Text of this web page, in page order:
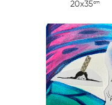
20x35cm